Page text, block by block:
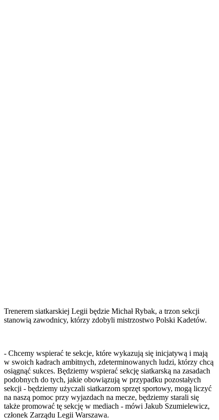
Trenerem siatkarskiej Legii będzie Michał Rybak, a trzon sekcji
stanowią zawodnicy, którzy zdobyli mistrzostwo Polski Kadetów.
- Chcemy wspierać te sekcje, które wykazują się inicjatywą i mają
w swoich kadrach ambitnych, zdeterminowanych ludzi, którzy chcą
osiągnąć sukces. Będziemy wspierać sekcję siatkarską na zasadach
podobnych do tych, jakie obowiązują w przypadku pozostałych
sekcji - będziemy użyczali siatkarzom sprzęt sportowy, mogą liczyć
na naszą pomoc przy wyjazdach na mecze, będziemy starali się
także promować tę sekcję w mediach - mówi Jakub Szumielewicz,
członek Zarządu Legii Warszawa.